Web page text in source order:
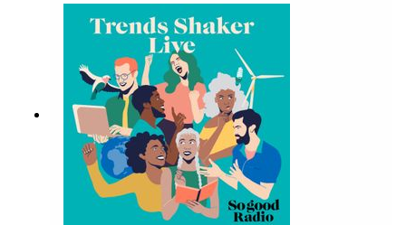
Claudine Schmuck, Fondatrice de l'étude Gender
Une émission imaginée par ENGIE et So good.